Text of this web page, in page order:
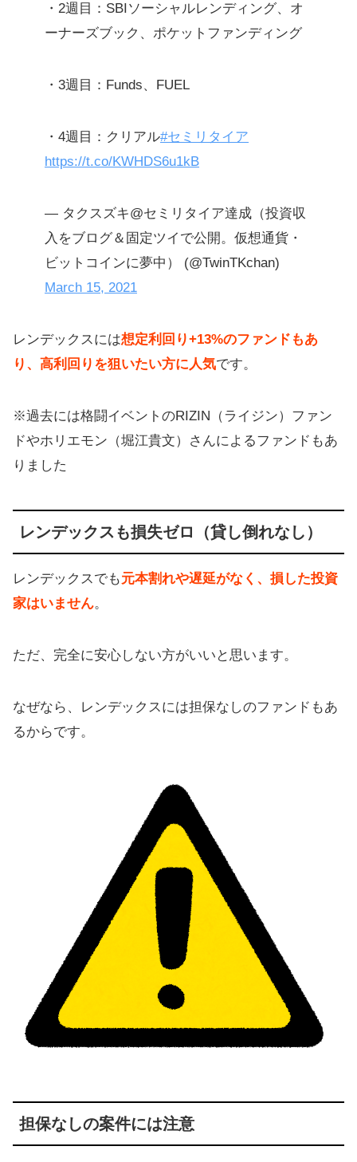
・2週目：SBIソーシャルレンディング、オ
ーナーズブック、ポケットファンディング
・3週目：Funds、FUEL
・4週目：クリアル#セミリタイア
https://t.co/KWHDS6u1kB
— タクスズキ@セミリタイア達成（投資収
入をブログ＆固定ツイで公開。仮想通貨・
ビットコインに夢中） (@TwinTKchan)
March 15, 2021
レンデックスには想定利回り+13%のファンドもあ
り、高利回りを狙いたい方に人気です。
※過去には格闘イベントのRIZIN（ライジン）ファン
ドやホリエモン（堀江貴文）さんによるファンドもあ
りました
レンデックスも損失ゼロ（貸し倒れなし）
レンデックスでも元本割れや遅延がなく、損した投資
家はいません。
ただ、完全に安心しない方がいいと思います。
なぜなら、レンデックスには担保なしのファンドもあ
るからです。
担保なしの案件には注意